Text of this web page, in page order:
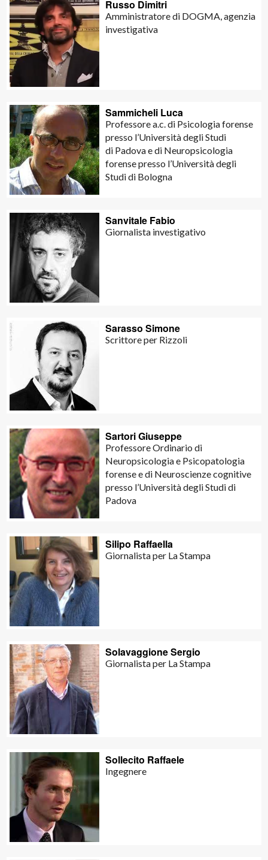
Russo Dimitri
Amministratore di DOGMA, agenzia
investigativa
Sammicheli Luca
Professore a.c. di Psicologia forense
presso l’Università degli Studi
di Padova e di Neuropsicologia
forense presso l’Università degli
Studi di Bologna
Sanvitale Fabio
Giornalista investigativo
Sarasso Simone
Scrittore per Rizzoli
Sartori Giuseppe
Professore Ordinario di
Neuropsicologia e Psicopatologia
forense e di Neuroscienze cognitive
presso l’Università degli Studi di
Padova
Silipo Raffaella
Giornalista per La Stampa
Solavaggione Sergio
Giornalista per La Stampa
Sollecito Raffaele
Ingegnere